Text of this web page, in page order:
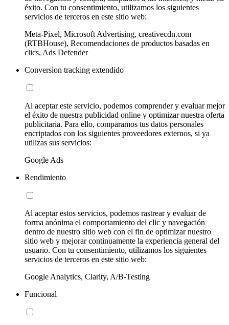
éxito. Con tu consentimiento, utilizamos los siguientes
servicios de terceros en este sitio web:
Meta-Pixel, Microsoft Advertising, creativecdn.com
(RTBHouse), Recomendaciones de productos basadas en
clics, Ads Defender
Conversion tracking extendido
Al aceptar este servicio, podemos comprender y evaluar mejor
el éxito de nuestra publicidad online y optimizar nuestra oferta
publicitaria. Para ello, comparamos tus datos personales
encriptados con los siguientes proveedores externos, si ya
utilizas sus servicios:
Google Ads
Rendimiento
Al aceptar estos servicios, podemos rastrear y evaluar de
forma anónima el comportamiento del clic y navegación
dentro de nuestro sitio web con el fin de optimizar nuestro
sitio web y mejorar continuamente la experiencia general del
usuario. Con tu consentimiento, utilizamos los siguientes
servicios de terceros en este sitio web:
Google Analytics, Clarity, A/B-Testing
Funcional